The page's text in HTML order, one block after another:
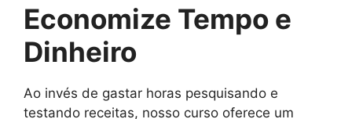
Economize Tempo e
Dinheiro
Ao invés de gastar horas pesquisando e
testando receitas, nosso curso oferece um